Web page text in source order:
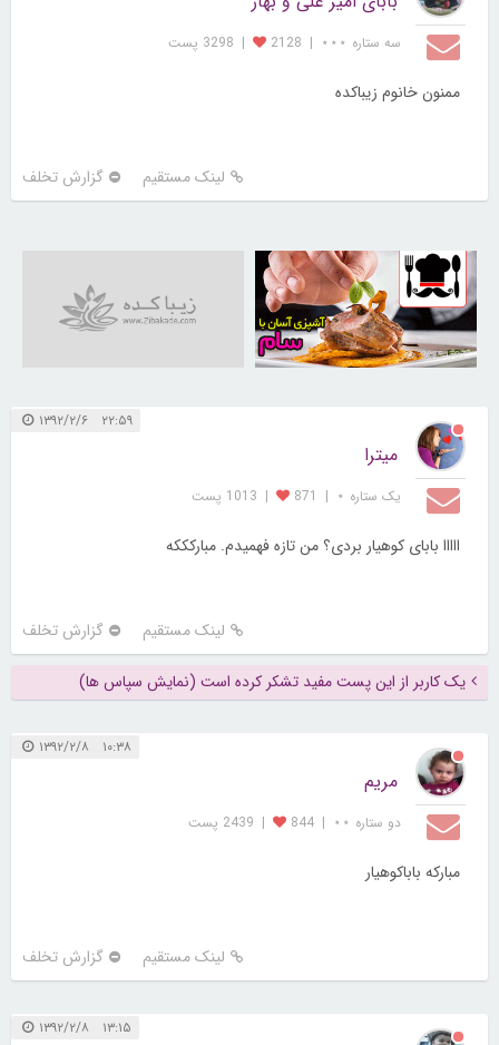
سه ستاره ⋆⋆⋆ |
2128
| 3298 پست
ممنون خانوم زیباکده
لینک مستقیم گزارش تخلف
30254707
۲۲:۵۹ ۱۳۹۲/۲/۶
میترا
یک ستاره ⋆ |
871
| 1013 پست
ااااا بابای کوهیار بردی؟ من تازه فهمیدم. مبارکککه
لینک مستقیم گزارش تخلف
یک کاربر از این پست مفید تشکر کرده است (نمایش سپاس ها)
۱۰:۳۸ ۱۳۹۲/۲/۸
مریم
دو ستاره ⋆⋆ |
844
| 2439 پست
مبارکه باباکوهیار
لینک مستقیم گزارش تخلف
۱۳:۱۵ ۱۳۹۲/۲/۸